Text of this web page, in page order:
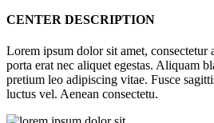
CENTER DESCRIPTION
Lorem ipsum dolor sit amet, consectetur
porta erat nec aliquet egestas. Aliquam
pretium leo adipiscing vitae. Fusce
luctus vel. Aenean consectetu.